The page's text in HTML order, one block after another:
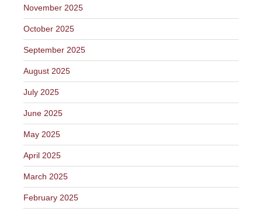
November 2025
October 2025
September 2025
August 2025
July 2025
June 2025
May 2025
April 2025
March 2025
February 2025